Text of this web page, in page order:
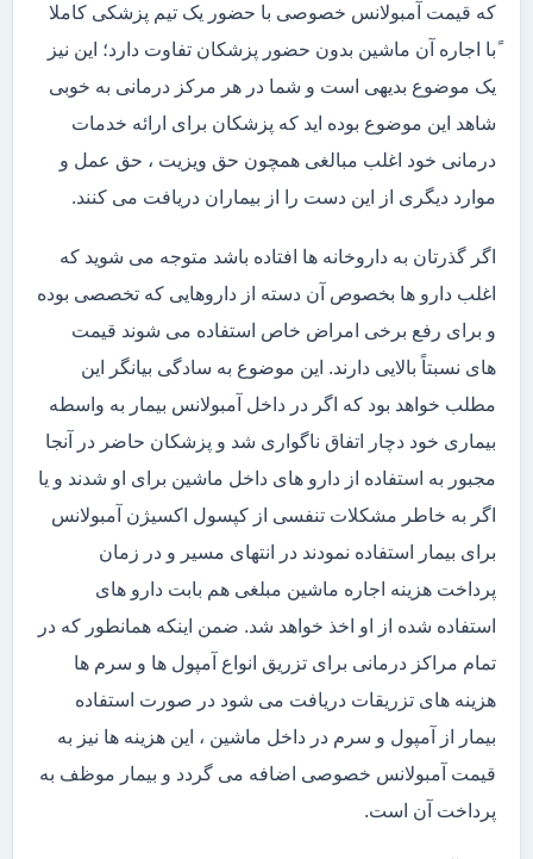
که قیمت آمبولانس خصوصی با حضور یک تیم پزشکی کاملا
ًبا اجاره آن ماشین بدون حضور پزشکان تفاوت دارد؛ این نیز
یک موضوع بدیهی است و شما در هر مرکز درمانی به خوبی
شاهد این موضوع بوده اید که پزشکان برای ارائه خدمات
درمانی خود اغلب مبالغی همچون حق ویزیت ، حق عمل و
موارد دیگری از این دست را از بیماران دریافت می کنند.
اگر گذرتان به داروخانه ها افتاده باشد متوجه می شوید که
اغلب دارو ها بخصوص آن دسته از داروهایی که تخصصی بوده
و برای رفع برخی امراض خاص استفاده می شوند قیمت
های نسبتاً بالایی دارند. این موضوع به سادگی بیانگر این
مطلب خواهد بود که اگر در داخل آمبولانس بیمار به واسطه
بیماری خود دچار اتفاق ناگواری شد و پزشکان حاضر در آنجا
مجبور به استفاده از دارو های داخل ماشین برای او شدند و یا
اگر به خاطر مشکلات تنفسی از کپسول اکسیژن آمبولانس
برای بیمار استفاده نمودند در انتهای مسیر و در زمان
پرداخت هزینه اجاره ماشین مبلغی هم بابت دارو های
استفاده شده از او اخذ خواهد شد. ضمن اینکه همانطور که در
تمام مراکز درمانی برای تزریق انواع آمپول ها و سرم ها
هزینه های تزریقات دریافت می شود در صورت استفاده
بیمار از آمپول و سرم در داخل ماشین ، این هزینه ها نیز به
قیمت آمبولانس خصوصی اضافه می گردد و بیمار موظف به
پرداخت آن است.